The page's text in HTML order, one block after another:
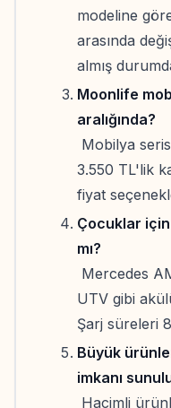
modeline
arasında
almış
Moonlife
aralığında?
Mobilya
3.550 TL'lik
fiyat
Çocuklar
mı?
Mercedes
UTV gibi
Şarj süreleri
Büyük
imkanı
Hacimli